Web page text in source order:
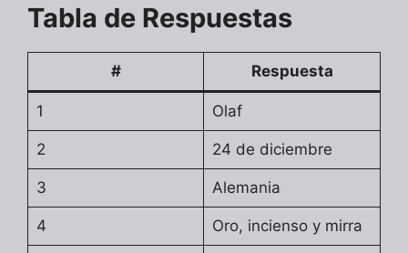
Tabla de Respuestas
# Respuesta
1 Olaf
2 24 de diciembre
3 Alemania
4 Oro, incienso y mirra